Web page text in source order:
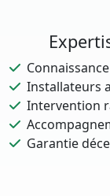
Installateurs
Intervention
Garantie